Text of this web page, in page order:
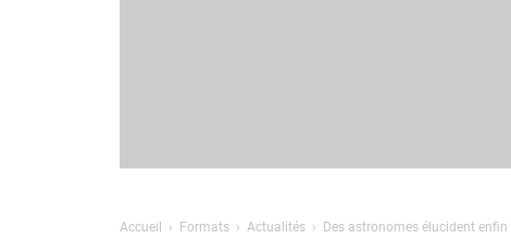
Accueil Formats Actualités Des astronomes élucident